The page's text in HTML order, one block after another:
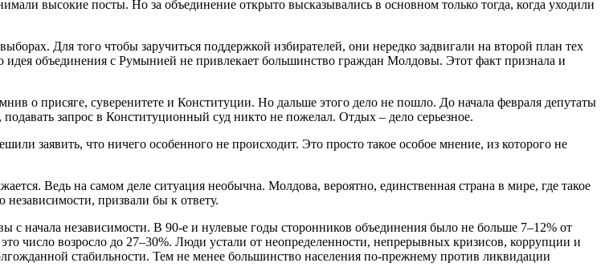
высокие посты. Но за объединение открыто высказывались в основном только тогда, когда уходили
Для того чтобы заручиться поддержкой избирателей, они нередко задвигали на второй план тех
объединения с Румынией не привлекает большинство граждан Молдовы. Этот факт признала и
о присяге, суверенитете и Конституции. Но дальше этого дело не пошло. До начала февраля депутаты
запрос в Конституционный суд никто не пожелал. Отдых – дело серьезное.
заявить, что ничего особенного не происходит. Это просто такое особое мнение, из которого не
Ведь на самом деле ситуация необычна. Молдова, вероятно, единственная страна в мире, где такое
призвали бы к ответу.
начала независимости. В 90-е и нулевые годы сторонников объединения было не больше 7–12% от
число возросло до 27–30%. Люди устали от неопределенности, непрерывных кризисов, коррупции и
стабильности. Тем не менее большинство населения по-прежнему против ликвидации